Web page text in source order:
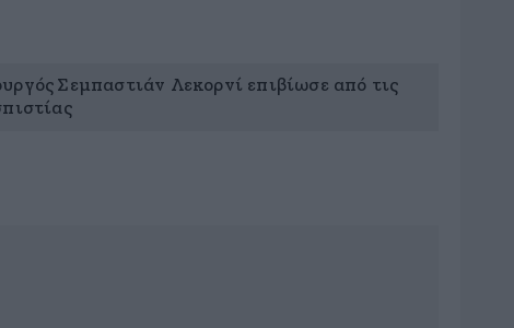
Σεμπαστιάν Λεκορνί επιβίωσε από τις